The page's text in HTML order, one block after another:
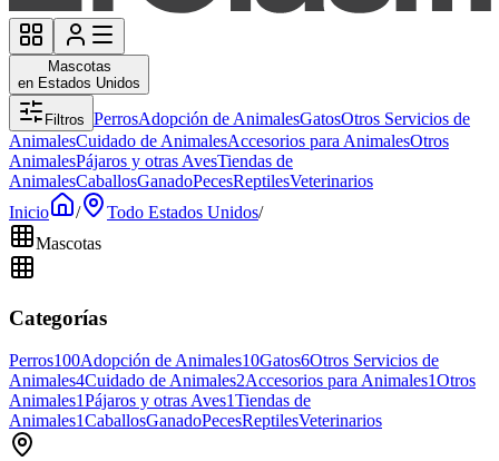
Mascotas
en Estados Unidos
Filtros PerrosAdopción de AnimalesGatosOtros Servicios de
AnimalesCuidado de AnimalesAccesorios para AnimalesOtros
AnimalesPájaros y otras AvesTiendas de
AnimalesCaballosGanadoPecesReptilesVeterinarios
Inicio
/ Todo Estados Unidos/
Mascotas
Categorías
Perros100Adopción de Animales10Gatos6Otros Servicios de
Animales4Cuidado de Animales2Accesorios para Animales1Otros
Animales1Pájaros y otras Aves1Tiendas de
Animales1CaballosGanadoPecesReptilesVeterinarios